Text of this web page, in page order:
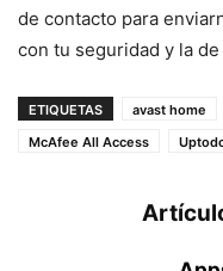
de contacto para
con tu seguridad y la
ETIQUETAS avast home
McAfee All Access